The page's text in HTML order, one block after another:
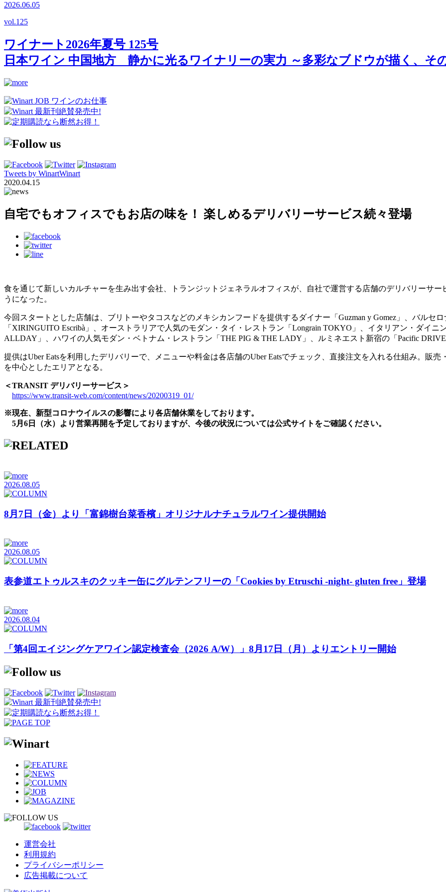
2026.06.05
vol.125
ワイナート2026年夏号 125号
日本ワイン 中国地方 静かに光るワイナリーの実力 ～多彩なブドウが描く、そ
Tweets by WinartWinart
2020.04.15
自宅でもオフィスでもお店の味を！ 楽しめるデリバリーサービス続々登場
食を通じて新しいカルチャーを生み出す会社、トランジットジェネラルオフィスが、自社で運営する店舗のデリバリーサ
うになった。
今回スタートとした店舗は、ブリトーやタコスなどのメキシカンフードを提供するダイナー「Guzman y Gomez」、バルセ
「XIRINGUITO Escribà」、オーストラリアで人気のモダン・タイ・レストラン「Longrain TOKYO」、イタリアン・ダイ
ALLDAY」、ハワイの人気モダン・ベトナム・レストラン「THE PIG & THE LADY」、ルミネエスト新宿の「Pacific
提供はUber Eatsを利用したデリバリーで、メニューや料金は各店舗のUber Eatsでチェック、直接注文を入れる仕組み。販
を中心としたエリアとなる。
＜TRANSIT デリバリーサービス＞
https://www.transit-web.com/content/news/20200319_01/
※現在、新型コロナウイルスの影響により各店舗休業をしております。
5月6日（水）より営業再開を予定しておりますが、今後の状況については公式サイトをご確認ください。
2026.08.05
8月7日（金）より「富錦樹台菜香檳」オリジナルナチュラルワイン提供開始
2026.08.05
表参道エトゥルスキのクッキー缶にグルテンフリーの「Cookies by Etruschi -night- gluten free」登場
2026.08.04
「第4回エイジングケアワイン認定検査会（2026 A/W）」8月17日（月）よりエントリー開始
運営会社
利用規約
プライバシーポリシー
広告掲載について